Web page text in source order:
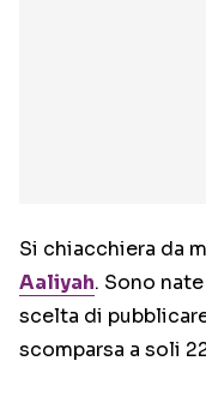
Si chiacchiera da
Aaliyah. Sono
scelta di
scomparsa a soli